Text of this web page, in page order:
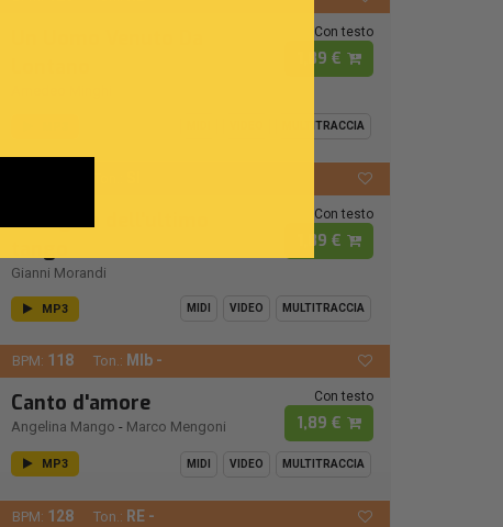
Con testo
1,89 €
MULTITRACCIA
La regina dell'ultimo
Gianni Morandi
Con testo
1,89 €
MP3 MIDI VIDEO MULTITRACCIA
BPM: 118 Ton.: MIb -
Canto d'amore
Angelina Mango - Marco Mengoni
Con testo
1,89 €
MP3 MIDI VIDEO MULTITRACCIA
BPM: 128 Ton.: RE -